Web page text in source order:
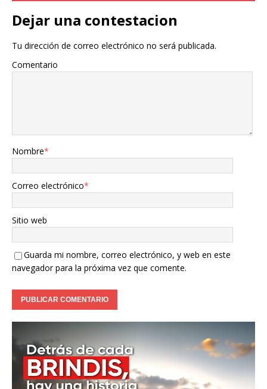
Dejar una contestacion
Tu dirección de correo electrónico no será publicada.
Comentario
Nombre*
Correo electrónico*
Sitio web
Guarda mi nombre, correo electrónico, y web en este
navegador para la próxima vez que comente.